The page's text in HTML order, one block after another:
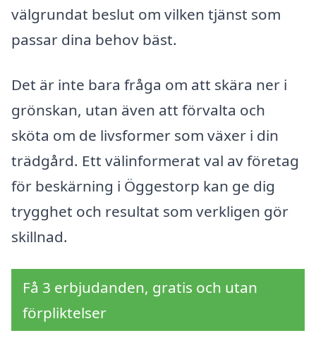
välgrundat beslut om vilken tjänst som
passar dina behov bäst.
Det är inte bara fråga om att skära ner i
grönskan, utan även att förvalta och
sköta om de livsformer som växer i din
trädgård. Ett välinformerat val av företag
för beskärning i Öggestorp kan ge dig
trygghet och resultat som verkligen gör
skillnad.
Få 3 erbjudanden, gratis och utan
förpliktelser